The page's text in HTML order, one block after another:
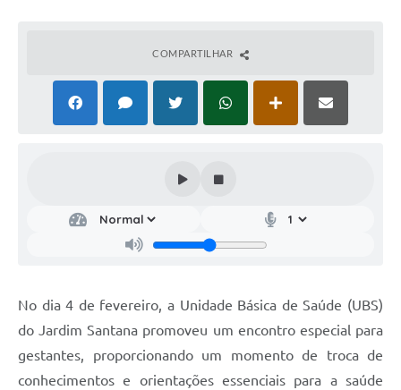
COMPARTILHAR
No dia 4 de fevereiro, a Unidade Básica de Saúde (UBS)
do Jardim Santana promoveu um encontro especial para
gestantes, proporcionando um momento de troca de
conhecimentos e orientações essenciais para a saúde